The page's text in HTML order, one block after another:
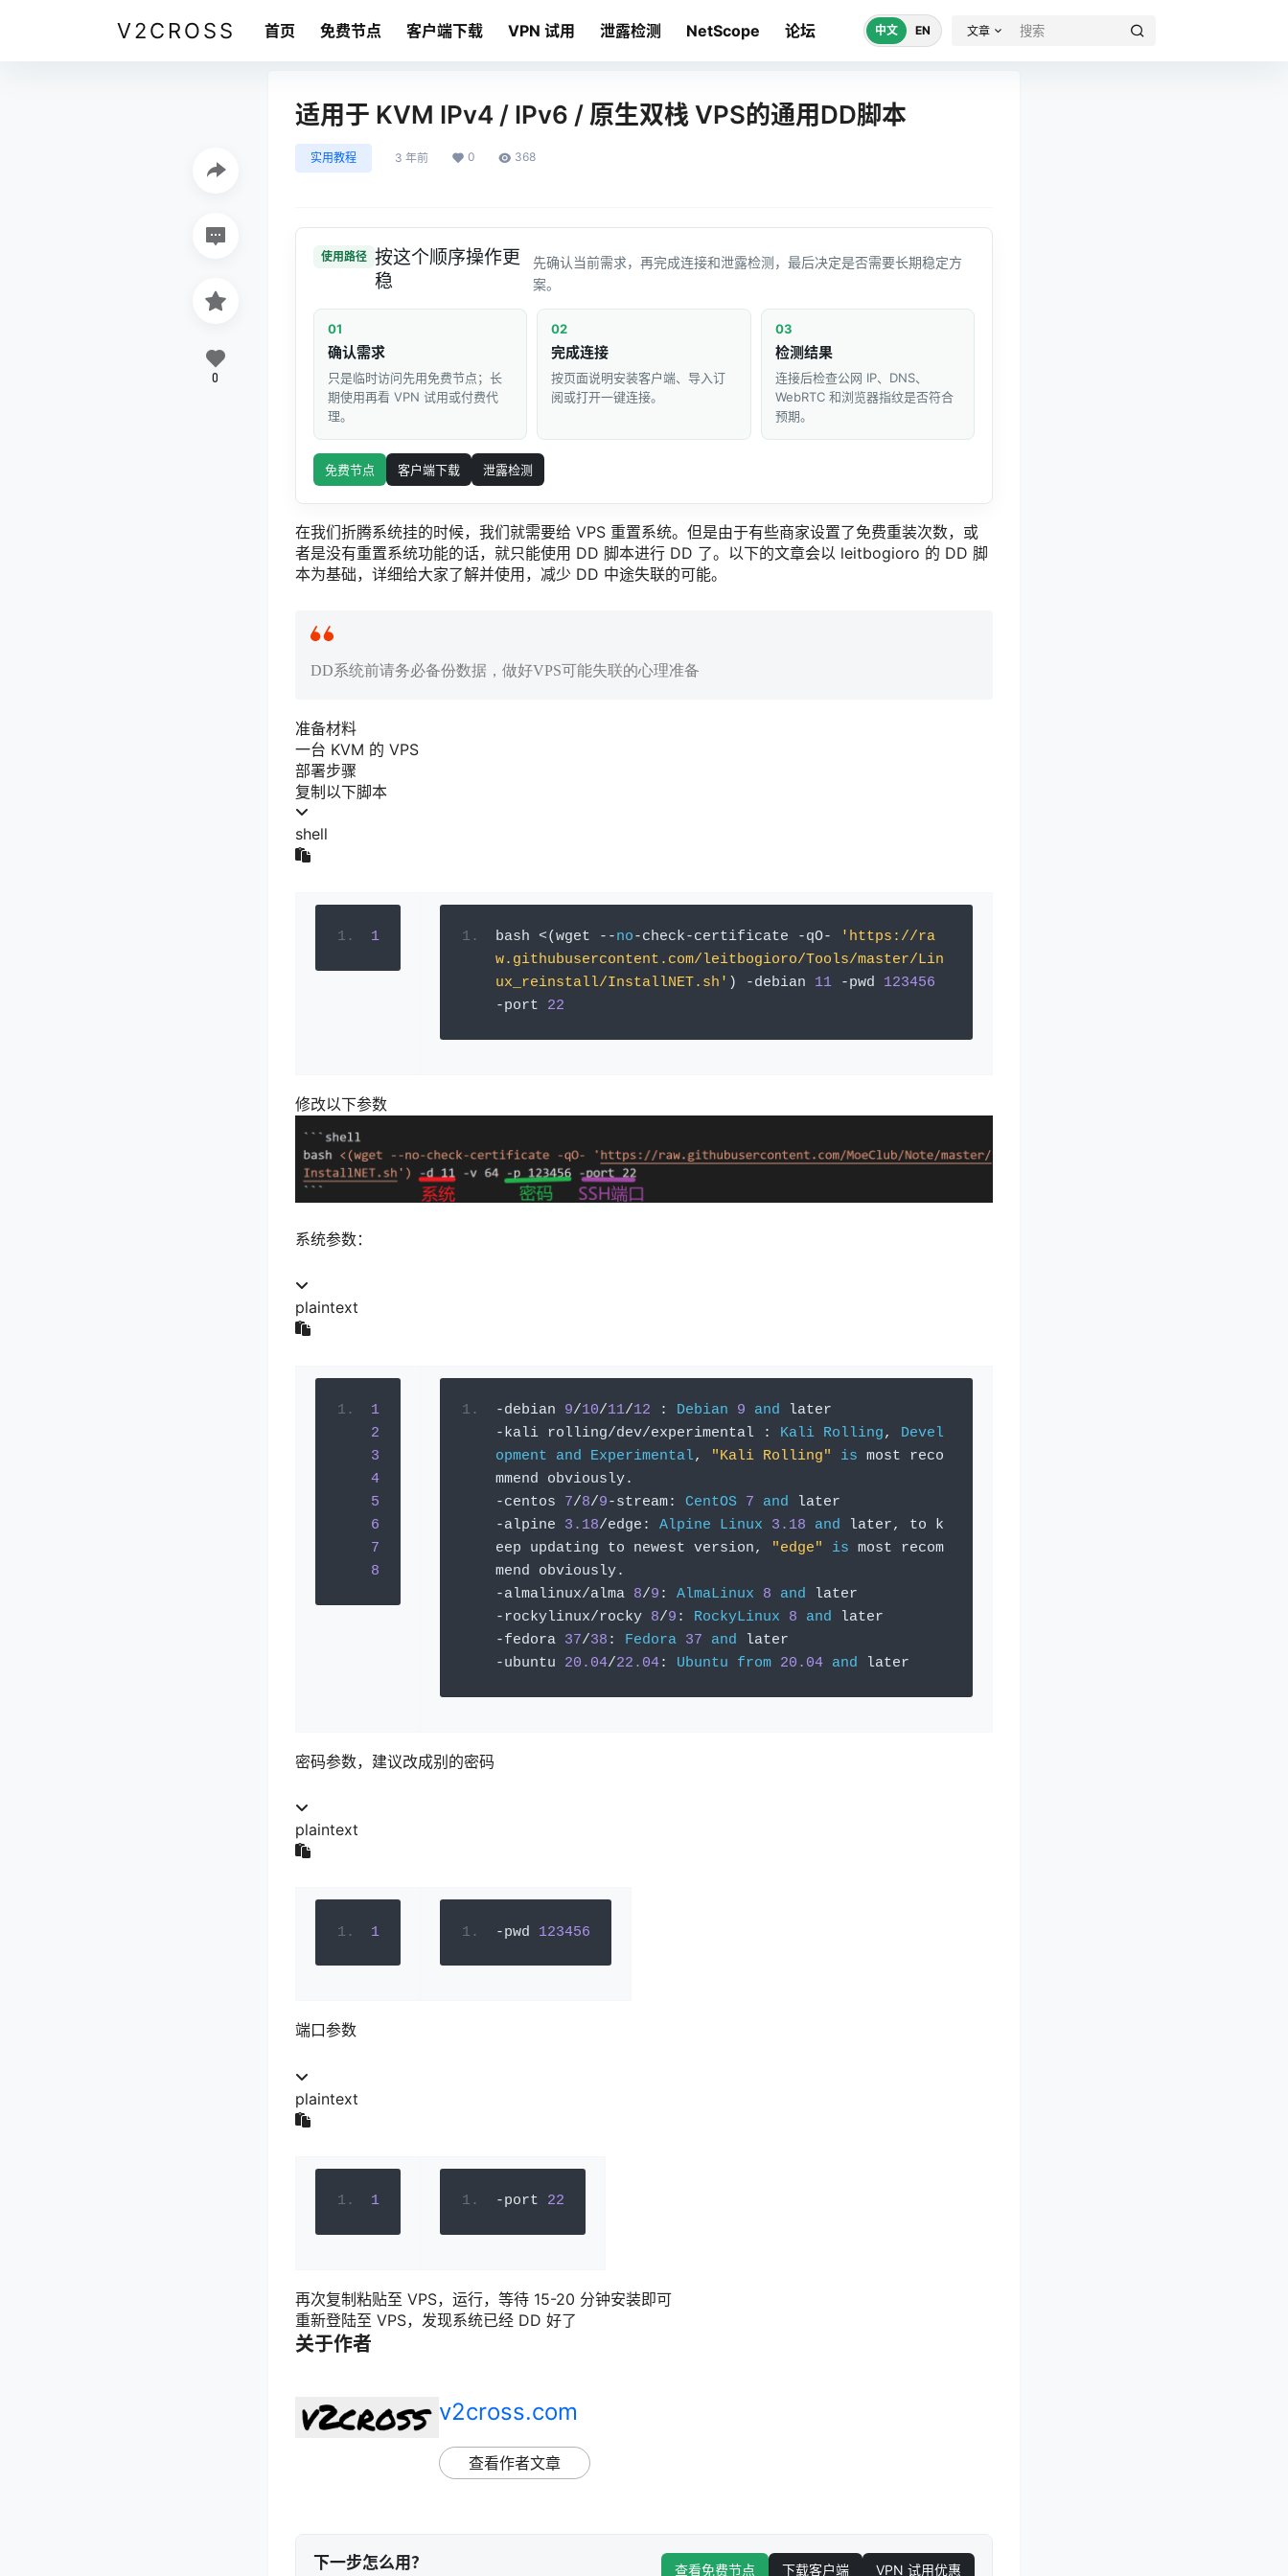
V2CROSS 首页 免费节点 客户端下载 VPN 试用 泄露检测 NetScope 论坛 中文 EN 文章
适用于 KVM IPv4 / IPv6 / 原生双栈 VPS的通用DD脚本
实用教程 3 年前 0 368
使用路径 按这个顺序操作更
稳
先确认当前需求，再完成连接和泄露检测，最后决定是否需要长期稳定方
案。
01
确认需求
只是临时访问先用免费节点；长
期使用再看 VPN 试用或付费代
理。
02
完成连接
按页面说明安装客户端、导入订
阅或打开一键连接。
03
检测结果
连接后检查公网 IP、DNS、
WebRTC 和浏览器指纹是否符合
预期。
免费节点 客户端下载 泄露检测
在我们折腾系统挂的时候，我们就需要给 VPS 重置系统。但是由于有些商家设置了免费重装次数，或
者是没有重置系统功能的话，就只能使用 DD 脚本进行 DD 了。以下的文章会以 leitbogioro 的 DD 脚
本为基础，详细给大家了解并使用，减少 DD 中途失联的可能。
DD系统前请务必备份数据，做好VPS可能失联的心理准备
准备材料
一台 KVM 的 VPS
部署步骤
复制以下脚本
shell
1 bash <(wget --no-check-certificate -qO-
'https://ra
w.githubusercontent.com/leitbogioro/Tools/master/Lin
ux_reinstall/InstallNET.sh' ) -debian 11 -pwd 123456
-port 22
修改以下参数
系统参数：
plaintext
1
2
3
4
5
6
7
8
-debian 9/10/11/12 : Debian 9 and later
-kali rolling/dev/experimental : Kali Rolling,
Devel
opment
and Experimental, "Kali Rolling" is most reco
mmend obviously.
-centos 7/8/9-stream: CentOS 7 and later
-alpine 3.18/edge : Alpine Linux 3.18 and later,
to k
eep updating to newest version, "edge" is most recom
mend obviously.
-almalinux/alma 8/9 : AlmaLinux 8 and later
-rockylinux/rocky 8/9 : RockyLinux 8 and later
-fedora 37/38 : Fedora 37 and later
-ubuntu 20.04/22.04: Ubuntu from 20.04 and later
密码参数，建议改成别的密码
plaintext
1 -pwd 123456
端口参数
plaintext
1 -port 22
再次复制粘贴至 VPS，运行，等待 15-20 分钟安装即可
重新登陆至 VPS，发现系统已经 DD 好了
关于作者
v2cross.com
查看作者文章
下一步怎么用？ 查看免费节点 下载客户端 VPN 试用优惠
0